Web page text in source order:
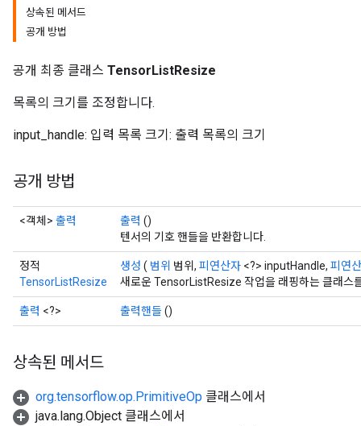
상속된 메서드
공개 방법
공개 최종 클래스 TensorListResize
목록의 크기를 조정합니다.
input_handle: 입력 목록 크기: 출력 목록의 크기
공개 방법
<객체> 출력 출력 ()
텐서의 기호 핸들을 반환합니다.
정적
TensorListResize
생성 ( 범위 범위, 피연산자 <?> inputHandle, 피연
새로운 TensorListResize 작업을 래핑하는 클래스
출력 <?> 출력핸들()
상속된 메서드
org.tensorflow.op.PrimitiveOp 클래스에서
java.lang.Object 클래스에서